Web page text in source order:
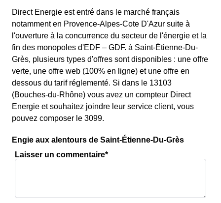
Direct Energie est entré dans le marché français
notamment en Provence-Alpes-Cote D'Azur suite à
l'ouverture à la concurrence du secteur de l'énergie et la
fin des monopoles d'EDF – GDF. à Saint-Étienne-Du-
Grès, plusieurs types d'offres sont disponibles : une offre
verte, une offre web (100% en ligne) et une offre en
dessous du tarif réglementé. Si dans le 13103
(Bouches-du-Rhône) vous avez un compteur Direct
Energie et souhaitez joindre leur service client, vous
pouvez composer le 3099.
Engie aux alentours de Saint-Étienne-Du-Grès
Laisser un commentaire*